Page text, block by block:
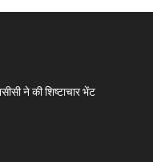
ने की शिष्टाचार भेंट